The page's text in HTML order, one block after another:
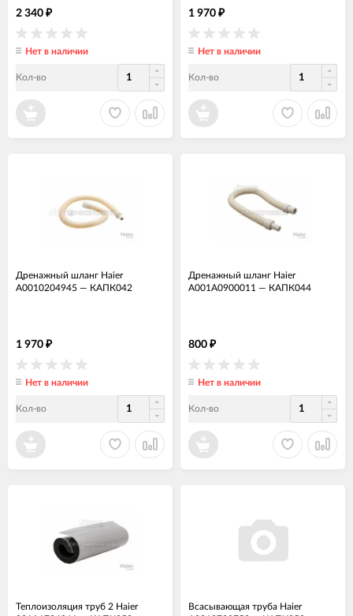
2 340 ₽
Нет в наличии
Кол-во
1 970 ₽
Нет в наличии
Кол-во
Дренажный шланг Haier
A0010204945 — КАПК042
1 970 ₽
Нет в наличии
Кол-во
Дренажный шланг Haier
A001A0900011 — КАПК044
800 ₽
Нет в наличии
Кол-во
Теплоизоляция труб 2 Haier
Всасывающая труба Haier